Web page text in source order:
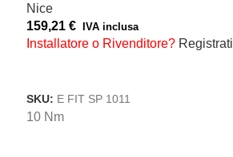
Nice
159,21 € IVA inclusa
Installatore o Rivenditore? Registrati
SKU: E FIT SP 1011
10 Nm